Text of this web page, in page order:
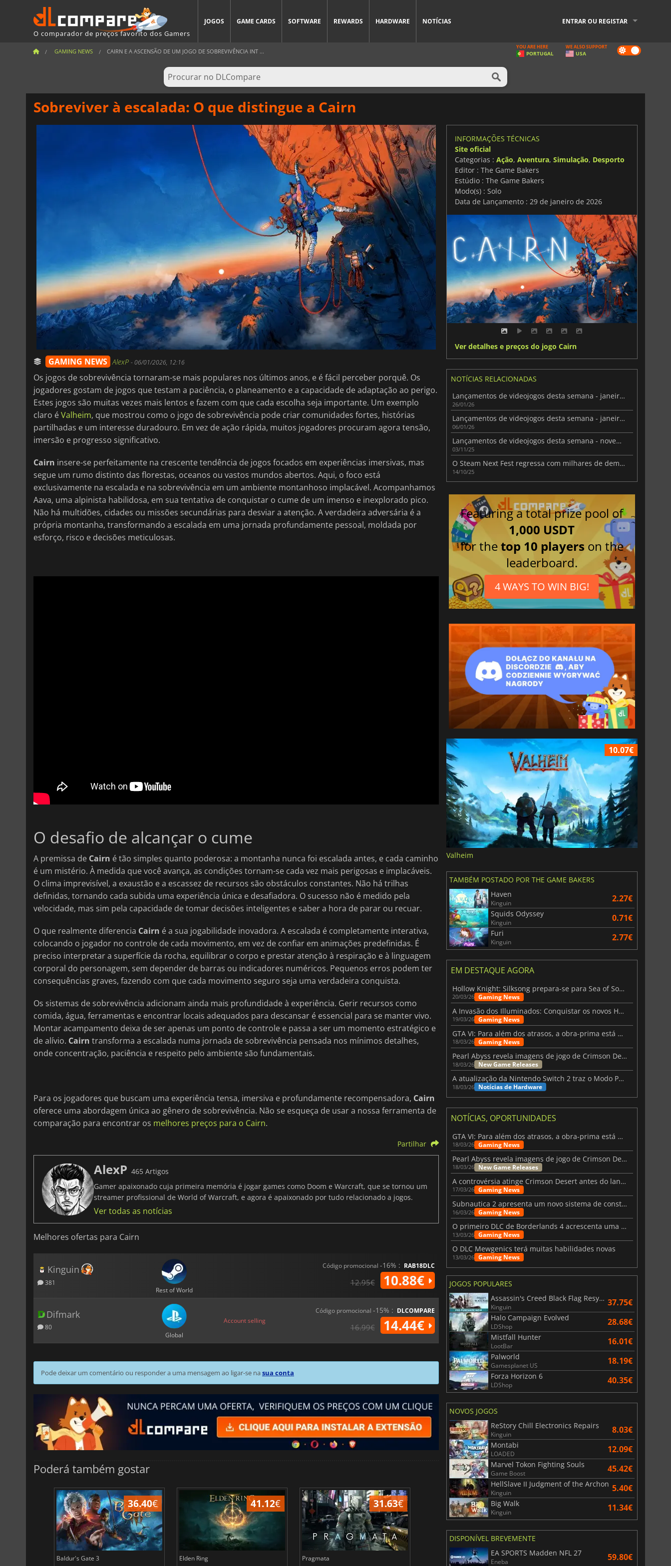
O comparador de preços favorito dos Gamers
JOGOS GAME CARDS SOFTWARE REWARDS HARDWARE NOTÍCIAS ENTRAR OU REGISTAR
GAMING NEWS CAIRN E A ASCENSÃO DE UM JOGO DE SOBREVIVÊNCIA INT ... Dark
mode
YOU ARE HERE
PORTUGAL
WE ALSO SUPPORT
USA
Sobreviver à escalada: O que distingue a Cairn
GAMING NEWS AlexP -06/01/2026, 12:16
Os jogos de sobrevivência tornaram-se mais populares nos últimos anos, e é fácil perceber porquê. Os
jogadores gostam de jogos que testam a paciência, o planeamento e a capacidade de adaptação ao perigo.
Estes jogos são muitas vezes mais lentos e fazem com que cada escolha seja importante. Um exemplo
claro éValheim, que mostrou como o jogo de sobrevivência pode criar comunidades fortes, histórias
partilhadas e um interesse duradouro. Em vez de ação rápida, muitos jogadores procuram agora tensão,
imersão e progresso significativo.
Cairn insere-se perfeitamente na crescente tendência de jogos focados em experiências imersivas, mas
segue um rumo distinto das florestas, oceanos ou vastos mundos abertos. Aqui, o foco está
exclusivamente na escalada e na sobrevivência em um ambiente montanhoso implacável. Acompanhamos
Aava, uma alpinista habilidosa, em sua tentativa de conquistar o cume de um imenso e inexplorado pico.
Não há multidões, cidades ou missões secundárias para desviar a atenção. A verdadeira adversária é a
própria montanha, transformando a escalada em uma jornada profundamente pessoal, moldada por
esforço, risco e decisões meticulosas.
O desafio de alcançar o cume
A premissa de Cairn é tão simples quanto poderosa: a montanha nunca foi escalada antes, e cada caminho
é um mistério. À medida que você avança, as condições tornam-se cada vez mais perigosas e implacáveis.
O clima imprevisível, a exaustão e a escassez de recursos são obstáculos constantes. Não há trilhas
definidas, tornando cada subida uma experiência única e desafiadora. O sucesso não é medido pela
velocidade, mas sim pela capacidade de tomar decisões inteligentes e saber a hora de parar ou recuar.
O que realmente diferencia Cairn é a sua jogabilidade inovadora. A escalada é completamente interativa,
colocando o jogador no controle de cada movimento, em vez de confiar em animações predefinidas. É
preciso interpretar a superfície da rocha, equilibrar o corpo e prestar atenção à respiração e à linguagem
corporal do personagem, sem depender de barras ou indicadores numéricos. Pequenos erros podem ter
consequências graves, fazendo com que cada movimento seguro seja uma verdadeira conquista.
Os sistemas de sobrevivência adicionam ainda mais profundidade à experiência. Gerir recursos como
comida, água, ferramentas e encontrar locais adequados para descansar é essencial para se manter vivo.
Montar acampamento deixa de ser apenas um ponto de controle e passa a ser um momento estratégico e
de alívio. Cairn transforma a escalada numa jornada de sobrevivência pensada nos mínimos detalhes,
onde concentração, paciência e respeito pelo ambiente são fundamentais.
Para os jogadores que buscam uma experiência tensa, imersiva e profundamente recompensadora, Cairn
oferece uma abordagem única ao gênero de sobrevivência. Não se esqueça de usar a nossa ferramenta de
comparação para encontrar os melhores preços para o Cairn.
Partilhar
AlexP 465 Artigos
Gamer apaixonado cuja primeira memória é jogar games como Doom e Warcraft, que se tornou um
streamer profissional de World of Warcraft, e agora é apaixonado por tudo relacionado a jogos.
Ver todas as notícias
Melhores ofertas para Cairn
Kinguin
381
Rest of World
Código promocional -16% : RAB18DLC
12.95€ 10.88€
Difmark
80
Global
Account selling
Código promocional -15% : DLCOMPARE
16.99€ 14.44€
Pode deixar um comentário ou responder a uma mensagem ao ligar-se nasua conta
Poderá também gostar
36.40€
Baldur's Gate 3
41.12€
Elden Ring
31.63€
Pragmata
6.77
Total War WARHAMMER 3
15.48
Lies Of P
INFORMAÇÕES TÉCNICAS
Site oficial
Categorias : Ação, Aventura, Simulação, Desporto
Editor : The Game Bakers
Estúdio : The Game Bakers
Modo(s) : Solo
Data de Lançamento : 29 de janeiro de 2026
Ver detalhes e preços do jogo Cairn
NOTÍCIAS RELACIONADAS
Lançamentos de videojogos desta semana - janeiro de 2026 (Semana 5)
26/01/26
Lançamentos de videojogos desta semana - janeiro de 2026 (Semana 2)
06/01/26
Lançamentos de videojogos desta semana - novembro de 2025 (Semana 45)
03/11/25
O Steam Next Fest regressa com milhares de demonstrações de jogos futuros
14/10/25
Featuring a total prize pool of
1,000 USDT
for thetop 10 players on the
leaderboard.
4 WAYS TO WIN BIG!
10.07€
Valheim
TAMBÉM POSTADO POR THE GAME BAKERS
Haven
Kinguin 2.27€
Squids Odyssey
Kinguin 0.71€
Furi
Kinguin 2.77€
EM DESTAQUE AGORA
Hollow Knight: Silksong prepara-se para Sea of Sorrow com um patch
20/03/26 Gaming News
A Invasão dos Illuminados: Conquistar os novos Helldivers 2 Atualização!
19/03/26 Gaming News
GTA VI: Para além dos atrasos, a obra-prima está quase a chegar
18/03/26 Gaming News
Pearl Abyss revela imagens de jogo de Crimson Desert para a PS5
18/03/26 New Game Releases
A atualização da Nintendo Switch 2 traz o Modo Portátil aos jogos mais antigos da Switch
18/03/26 Notícias de Hardware
NOTÍCIAS, OPORTUNIDADES
GTA VI: Para além dos atrasos, a obra-prima está quase a chegar
18/03/26 Gaming News
Pearl Abyss revela imagens de jogo de Crimson Desert para a PS5
18/03/26 New Game Releases
A controvérsia atinge Crimson Desert antes do lançamento
17/03/26 Gaming News
Subnautica 2 apresenta um novo sistema de construção de bases
16/03/26 Gaming News
O primeiro DLC de Borderlands 4 acrescenta uma nova personagem e muito mais
13/03/26 Gaming News
O DLC Mewgenics terá muitas habilidades novas
13/03/26 Gaming News
JOGOS POPULARES
Assassin's Creed Black Flag Resynced
Kinguin 37.75€
Halo Campaign Evolved
LDShop 28.68€
Mistfall Hunter
LootBar 16.01€
Palworld
Gamesplanet US 18.19€
Forza Horizon 6
LDShop 40.35€
NOVOS JOGOS
ReStory Chill Electronics Repairs
Kinguin 8.03€
Montabi
LOADED 12.09€
Marvel Tokon Fighting Souls
Game Boost 45.42€
HellSlave II Judgment of the Archon
Kinguin 5.40€
Big Walk
Kinguin 11.34€
DISPONÍVEL BREVEMENTE
EA SPORTS Madden NFL 27
Eneba 59.80€